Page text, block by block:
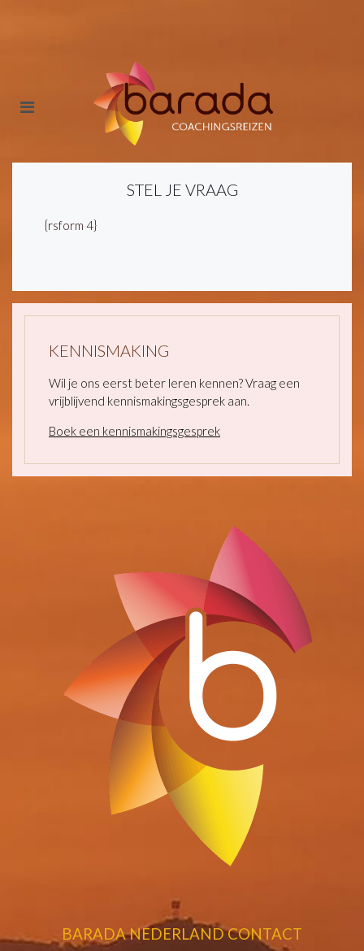
STEL JE VRAAG
{rsform 4}
KENNISMAKING
Wil je ons eerst beter leren kennen? Vraag een
vrijblijvend kennismakingsgesprek aan.
Boek een kennismakingsgesprek
BARADA NEDERLAND CONTACT